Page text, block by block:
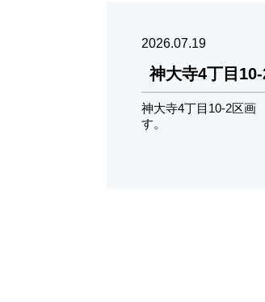
2026.07.19
神大寺4丁目
神大寺4丁目10-2区画
す。